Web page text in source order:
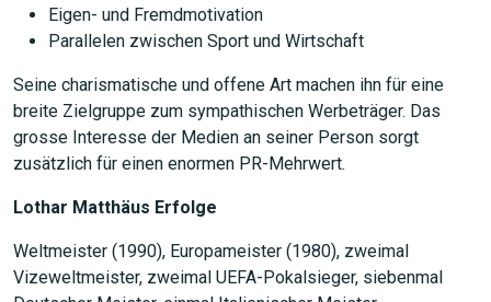
Eigen- und Fremdmotivation
Parallelen zwischen Sport und Wirtschaft
Seine charismatische und offene Art machen ihn für eine
breite Zielgruppe zum sympathischen Werbeträger. Das
grosse Interesse der Medien an seiner Person sorgt
zusätzlich für einen enormen PR-Mehrwert.
Lothar Matthäus Erfolge
Weltmeister (1990), Europameister (1980), zweimal
Vizeweltmeister, zweimal UEFA-Pokalsieger, siebenmal